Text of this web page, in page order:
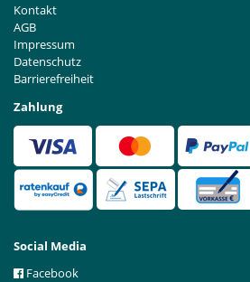
Kontakt
AGB
Impressum
Datenschutz
Barrierefreiheit
Zahlung
Social Media
Facebook